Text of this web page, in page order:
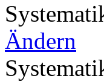
Ändern